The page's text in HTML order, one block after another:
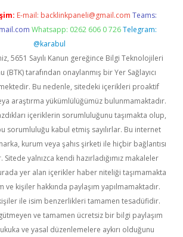
E-mail: backlinkpaneli@gmail.com Teams:
Whatsapp: 0262 606 0 726 Telegram:
@karabul
5651 Sayılı Kanun gereğince Bilgi Teknolojileri
(BTK) tarafından onaylanmış bir Yer Sağlayıcı
Bu nedenle, sitedeki içerikleri proaktif
araştırma yükümlülüğümüz bulunmamaktadır.
içeriklerin sorumluluğunu taşımakta olup,
sorumluluğu kabul etmiş sayılırlar. Bu internet
kurum veya şahıs şirketi ile hiçbir bağlantısı
yalnızca kendi hazırladığımız makaleler
yer alan içerikler haber niteliği taşımamakta
ve kişiler hakkında paylaşım yapılmamaktadır.
ile isim benzerlikleri tamamen tesadüfidir.
ve tamamen ücretsiz bir bilgi paylaşım
ve yasal düzenlemelere aykırı olduğunu